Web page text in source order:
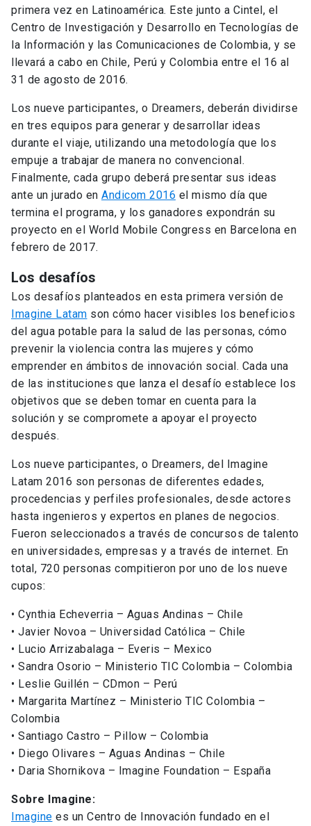
primera vez en Latinoamérica. Este junto a Cintel, el
Centro de Investigación y Desarrollo en Tecnologías de
la Información y las Comunicaciones de Colombia, y se
llevará a cabo en Chile, Perú y Colombia entre el 16 al
31 de agosto de 2016.
Los nueve participantes, o Dreamers, deberán dividirse
en tres equipos para generar y desarrollar ideas
durante el viaje, utilizando una metodología que los
empuje a trabajar de manera no convencional.
Finalmente, cada grupo deberá presentar sus ideas
ante un jurado en Andicom 2016 el mismo día que
termina el programa, y los ganadores expondrán su
proyecto en el World Mobile Congress en Barcelona en
febrero de 2017.
Los desafíos
Los desafíos planteados en esta primera versión de
Imagine Latam son cómo hacer visibles los beneficios
del agua potable para la salud de las personas, cómo
prevenir la violencia contra las mujeres y cómo
emprender en ámbitos de innovación social. Cada una
de las instituciones que lanza el desafío establece los
objetivos que se deben tomar en cuenta para la
solución y se compromete a apoyar el proyecto
después.
Los nueve participantes, o Dreamers, del Imagine
Latam 2016 son personas de diferentes edades,
procedencias y perfiles profesionales, desde actores
hasta ingenieros y expertos en planes de negocios.
Fueron seleccionados a través de concursos de talento
en universidades, empresas y a través de internet. En
total, 720 personas compitieron por uno de los nueve
cupos:
• Cynthia Echeverria – Aguas Andinas – Chile
• Javier Novoa – Universidad Católica – Chile
• Lucio Arrizabalaga – Everis – Mexico
• Sandra Osorio – Ministerio TIC Colombia – Colombia
• Leslie Guillén – CDmon – Perú
• Margarita Martínez – Ministerio TIC Colombia –
Colombia
• Santiago Castro – Pillow – Colombia
• Diego Olivares – Aguas Andinas – Chile
• Daria Shornikova – Imagine Foundation – España
Sobre Imagine:
Imagine es un Centro de Innovación fundado en el